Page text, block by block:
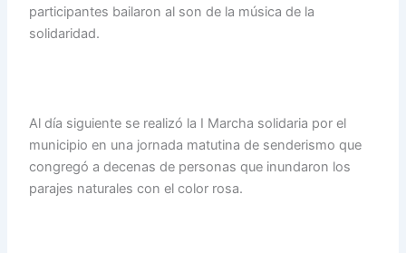
participantes bailaron al son de la música de la
solidaridad.
Al día siguiente se realizó la I Marcha solidaria por el
municipio en una jornada matutina de senderismo que
congregó a decenas de personas que inundaron los
parajes naturales con el color rosa.